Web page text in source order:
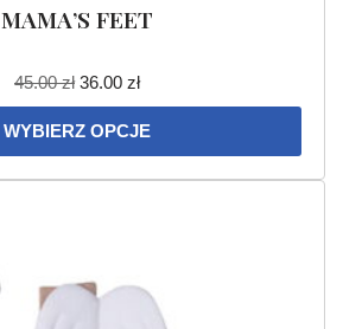
MAMA’S FEET
45.00zł 36.00 zł
WYBIERZ OPCJE